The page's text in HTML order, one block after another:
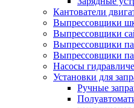
Кантователи
Выпрессовщики
Выпрессовщики
Выпрессовщики
Выпрессовщики
Насосы
Установки для
Ручные